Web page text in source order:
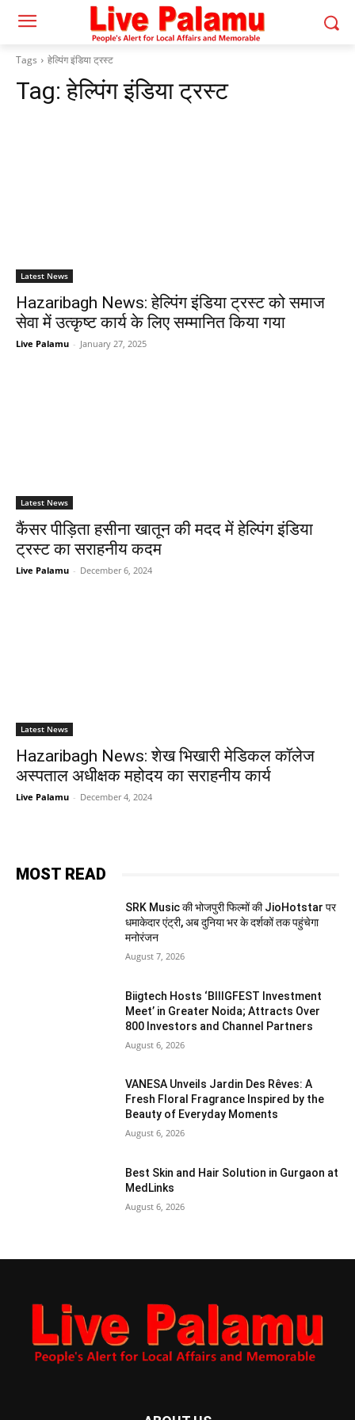
Tags हेल्पिंग इंडिया ट्रस्ट
Tag:हेल्पिंग इंडिया ट्रस्ट
Latest News
Hazaribagh News: हेल्पिंग इंडिया ट्रस्ट को समाज
सेवा में उत्कृष्ट कार्य के लिए सम्मानित किया गया
Live Palamu - January 27, 2025
Latest News
कैंसर पीड़िता हसीना खातून की मदद में हेल्पिंग इंडिया
ट्रस्ट का सराहनीय कदम
Live Palamu - December 6, 2024
Latest News
Hazaribagh News: शेख भिखारी मेडिकल कॉलेज
अस्पताल अधीक्षक महोदय का सराहनीय कार्य
Live Palamu - December 4, 2024
MOST READ
SRK Music की भोजपुरी फिल्मों की JioHotstar पर
धमाकेदार एंट्री, अब दुनिया भर के दर्शकों तक पहुंचेगा
मनोरंजन
August 7, 2026
Biigtech Hosts ‘BIIIGFEST Investment
Meet’ in Greater Noida; Attracts Over
800 Investors and Channel Partners
August 6, 2026
VANESA Unveils Jardin Des Rêves: A
Fresh Floral Fragrance Inspired by the
Beauty of Everyday Moments
August 6, 2026
Best Skin and Hair Solution in Gurgaon at
MedLinks
August 6, 2026